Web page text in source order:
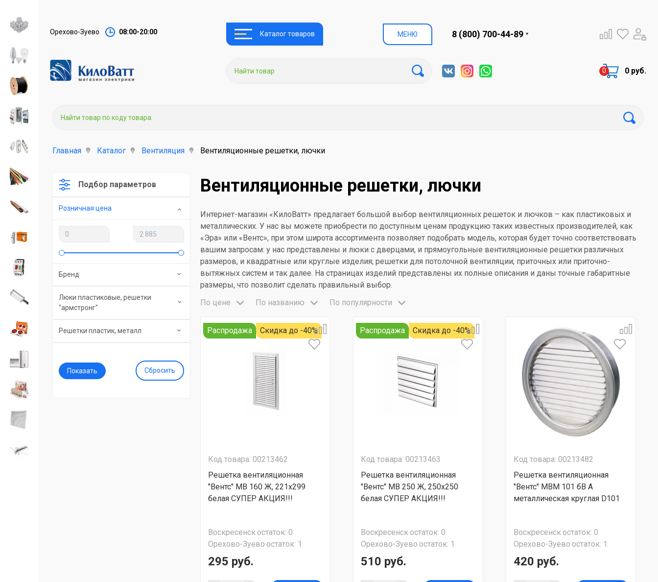
Орехово-Зуево 08:00-20:00 Каталог товаров МЕНЮ 8 (800) 700-44-89
0 руб.
Главная Каталог Вентиляция Вентиляционные решетки, лючки
Подбор параметров
Розничная цена
Бренд
Люки пластиковые, решетки
"армстронг"
Решетки пластик, металл
Сбросить
Вентиляционные решетки, лючки
Интернет-магазин «КилоВатт» предлагает большой выбор вентиляционных решеток и лючков – как пластиковых и
металлических. У нас вы можете приобрести по доступным ценам продукцию таких известных производителей, как
«Эра» или «Вентс», при этом широта ассортимента позволяет подобрать модель, которая будет точно соответствовать
вашим запросам: у нас представлены и люки с дверцами, и прямоугольные вентиляционные решетки различных
размеров, и квадратные или круглые изделия; решетки для потолочной вентиляции; приточных или приточно-
вытяжных систем и так далее. На страницах изделий представлены их полные описания и даны точные габаритные
размеры, что позволит сделать правильный выбор.
По цене
По названию По популярности
Распродажа Скидка до -40%
Код товара: 00213462
Решетка вентиляционная
"Вентс" МВ 160 Ж, 221х299
белая СУПЕР АКЦИЯ!!!
Воскресенскостаток: 0
Орехово-Зуево остаток: 1
295 руб.
Распродажа Скидка до -40%
Код товара: 00213463
Решетка вентиляционная
"Вентс" МВ 250 Ж, 250х250
белая СУПЕР АКЦИЯ!!!
Воскресенскостаток: 0
Орехово-Зуево остаток: 1
510 руб.
Код товара: 00213482
Решетка вентиляционная
"Вентс" МВМ 101 бВ А
металлическая круглая D101
Воскресенскостаток: 0
Орехово-Зуево остаток: 1
420 руб.